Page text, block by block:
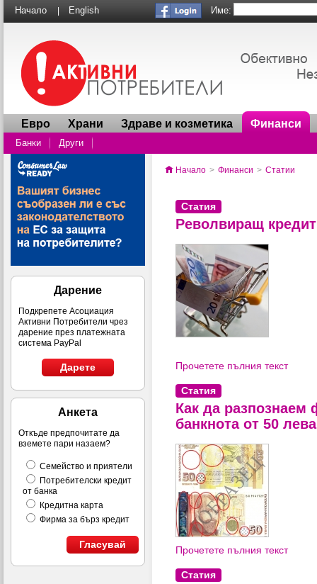
Начало English Име:
Евро Храни Здраве и козметика Финанси
Банки Други
Дарение
Подкрепете Асоциация
Активни Потребители чрез
дарение през платежната
система PayPal
Дарете
Анкета
Откъде предпочитате да
вземете пари назаем?
Семейство и приятели
Потребителски кредит
от банка
Кредитна карта
Фирма за бърз кредит
Гласувай
Начало > Финанси > Статии
Статия
Револвиращ кредит
Прочетете пълния текст
Статия
Как да
банкнота от 50
Прочетете пълния текст
Статия